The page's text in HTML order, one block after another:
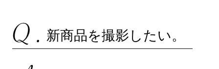
新商品を撮影したい。